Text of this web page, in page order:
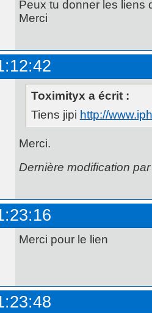
Peux tu donner les liens
Merci
Toximityx a écrit :
Tiens jipi http://
Merci.
Dernière modification
Merci pour le lien